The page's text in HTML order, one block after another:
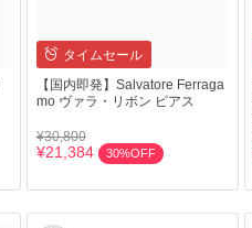
タイムセール
【国内即発】Salvatore Ferraga
mo ヴァラ・リボン ピアス
¥30,800
¥21,384 30%OFF